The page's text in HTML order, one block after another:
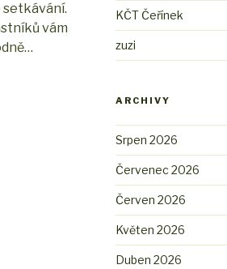
setkávání.
vám
KČT Čeřínek
zuzi
ARCHIVY
Srpen 2026
Červenec 2026
Červen 2026
Květen 2026
Duben 2026